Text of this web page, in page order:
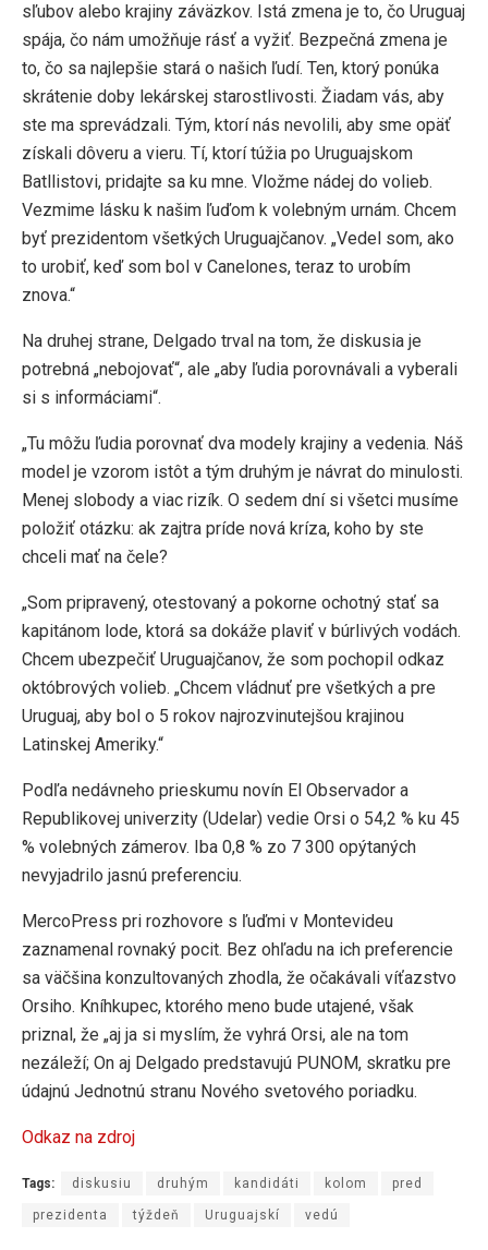
sľubov alebo krajiny záväzkov. Istá zmena je to, čo Uruguaj
spája, čo nám umožňuje rásť a vyžiť. Bezpečná zmena je
to, čo sa najlepšie stará o našich ľudí. Ten, ktorý ponúka
skrátenie doby lekárskej starostlivosti. Žiadam vás, aby
ste ma sprevádzali. Tým, ktorí nás nevolili, aby sme opäť
získali dôveru a vieru. Tí, ktorí túžia po Uruguajskom
Batllistovi, pridajte sa ku mne. Vložme nádej do volieb.
Vezmime lásku k našim ľuďom k volebným urnám. Chcem
byť prezidentom všetkých Uruguajčanov. „Vedel som, ako
to urobiť, keď som bol v Canelones, teraz to urobím
znova.“
Na druhej strane, Delgado trval na tom, že diskusia je
potrebná „nebojovať“, ale „aby ľudia porovnávali a vyberali
si s informáciami“.
„Tu môžu ľudia porovnať dva modely krajiny a vedenia. Náš
model je vzorom istôt a tým druhým je návrat do minulosti.
Menej slobody a viac rizík. O sedem dní si všetci musíme
položiť otázku: ak zajtra príde nová kríza, koho by ste
chceli mať na čele?
„Som pripravený, otestovaný a pokorne ochotný stať sa
kapitánom lode, ktorá sa dokáže plaviť v búrlivých vodách.
Chcem ubezpečiť Uruguajčanov, že som pochopil odkaz
októbrových volieb. „Chcem vládnuť pre všetkých a pre
Uruguaj, aby bol o 5 rokov najrozvinutejšou krajinou
Latinskej Ameriky.“
Podľa nedávneho prieskumu novín El Observador a
Republikovej univerzity (Udelar) vedie Orsi o 54,2 % ku 45
% volebných zámerov. Iba 0,8 % zo 7 300 opýtaných
nevyjadrilo jasnú preferenciu.
MercoPress pri rozhovore s ľuďmi v Montevideu
zaznamenal rovnaký pocit. Bez ohľadu na ich preferencie
sa väčšina konzultovaných zhodla, že očakávali víťazstvo
Orsiho. Kníhkupec, ktorého meno bude utajené, však
priznal, že „aj ja si myslím, že vyhrá Orsi, ale na tom
nezáleží; On aj Delgado predstavujú PUNOM, skratku pre
údajnú Jednotnú stranu Nového svetového poriadku.
Odkaz na zdroj
Tags: diskusiu druhým kandidáti kolom pred
prezidenta týždeň Uruguajskí vedú